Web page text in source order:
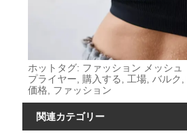
ホットタグ: ファッション メッシュ
プライヤー, 購入する, 工場, バルク
価格, ファッション
関連カテゴリー